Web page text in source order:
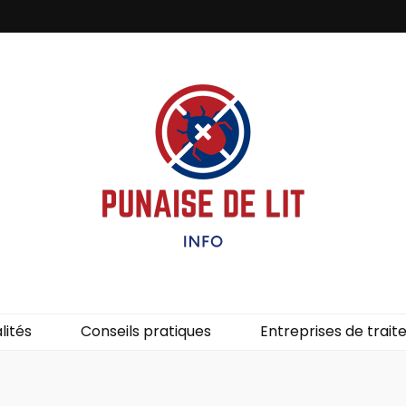
Conseils pratiques Entreprises de